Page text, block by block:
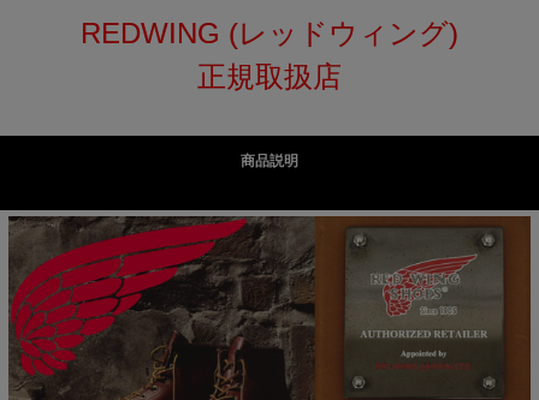
REDWING (レッドウィング)
正規取扱店
商品説明